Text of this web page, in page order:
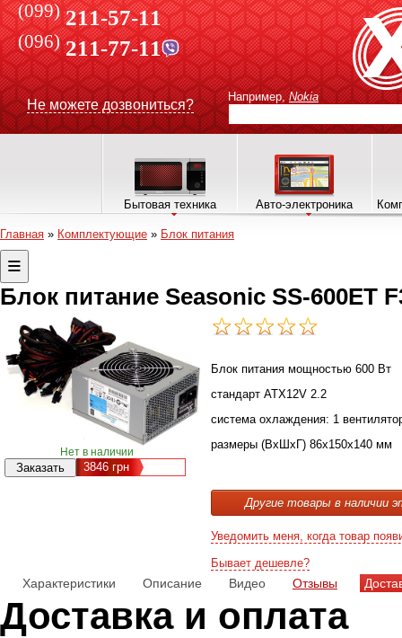
(099) 211-57-11
(096)211-77-11
Не можете дозвониться?
Например, Nokia
Бытовая техника Авто-электроника
Главная » Комплектующие » Блок питания
Блок питание Seasonic SS-600ET
Нет в наличии
3846 грн
Блок питания мощностью 600 Вт
стандарт ATX12V 2.2
система охлаждения: 1
размеры (ВxШxГ) 86x150x140 мм
Другие товары в наличии
Уведомить меня, когда товар
Бывает дешевле?
Характеристики Описание Видео Отзывы
Доставка и оплата